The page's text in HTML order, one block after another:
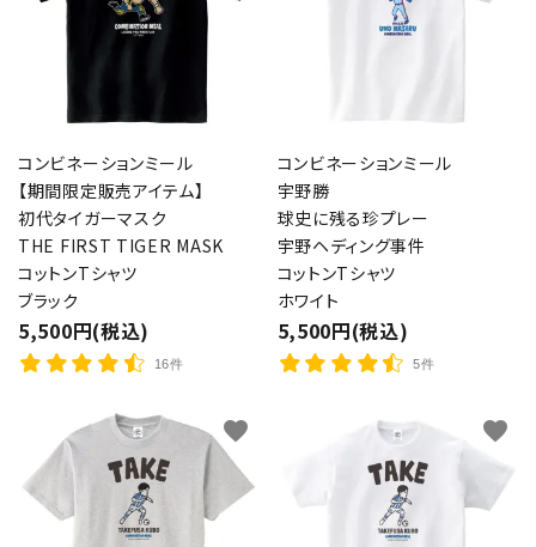
コンビネーションミール
【期間限定販売アイテム】
初代タイガーマスク
THE FIRST TIGER MASK
コットンTシャツ
ブラック
5,500円(税込)
16件
コンビネーションミール
宇野勝
球史に残る珍プレー
宇野ヘディング事件
コットンTシャツ
ホワイト
5,500円(税込)
5件
favorite favorite